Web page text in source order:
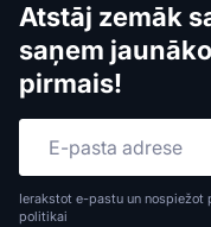
Atstāj zemāk
saņem
pirmais!
Ierakstot e-pastu un
politikai